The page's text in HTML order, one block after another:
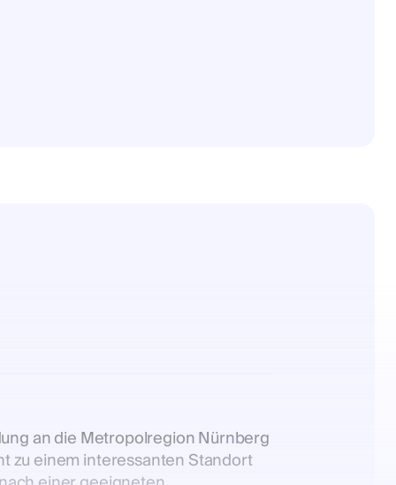
an die Metropolregion Nürnberg
zu einem interessanten Standort